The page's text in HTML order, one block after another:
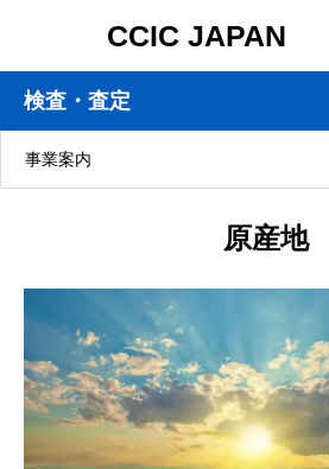
CCIC JAPAN
検査・査定
事業案内
原産地